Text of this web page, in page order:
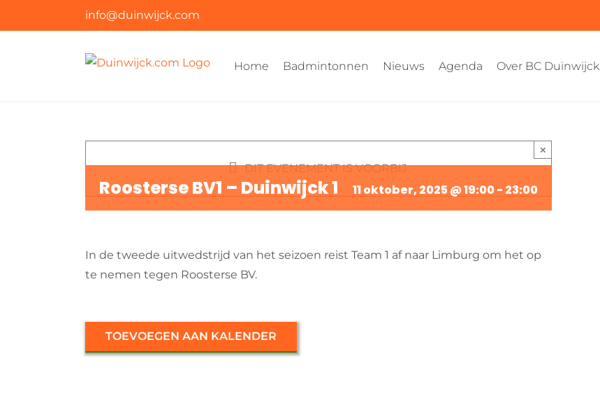
naar
info@duinwijck.com
Home Badmintonnen Nieuws Agenda Over BC Duinwijck
DIT EVENEMENT IS VOORBIJ.
×
Roosterse BV1 – Duinwijck 1 11 oktober, 2025 @ 19:00- 23:00
In de tweede uitwedstrijd van het seizoen reist Team 1 af naar Limburg om het op
te nemen tegen Roosterse BV.
TOEVOEGEN AAN KALENDER